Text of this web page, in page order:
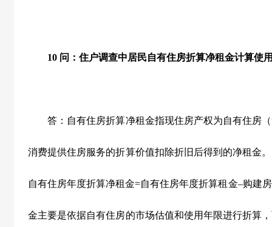
10 问：住户调查中居民自有住房折算净租金计算使
答：自有住房折算净租金指现住房产权为自有住房
消费提供住房服务的折算价值扣除折旧后得到的净租金
自有住房年度折算净租金=自有住房年度折算租金–购建
金主要是依据自有住房的市场估值和使用年限进行折算